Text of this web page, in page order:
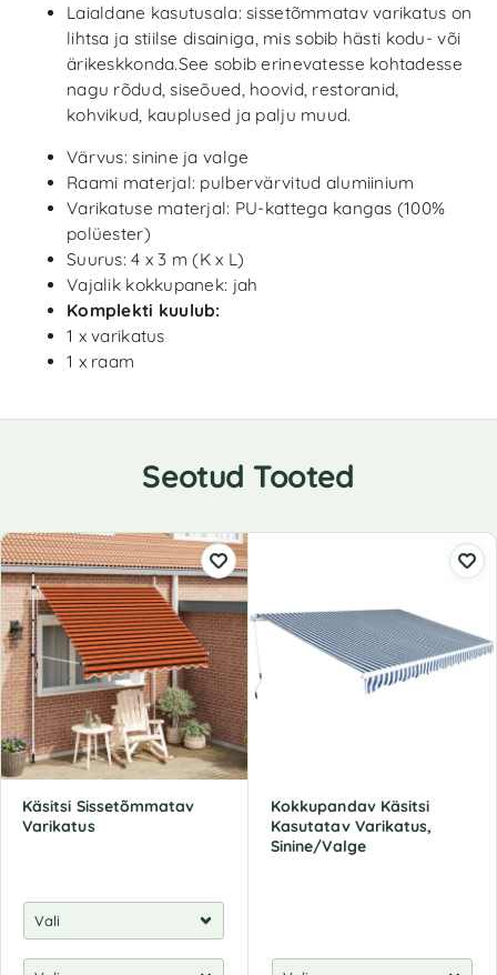
Laialdane kasutusala: sissetõmmatav varikatus on
lihtsa ja stiilse disainiga, mis sobib hästi kodu- või
ärikeskkonda.See sobib erinevatesse kohtadesse
nagu rõdud, siseõued, hoovid, restoranid,
kohvikud, kauplused ja palju muud.
Värvus: sinine ja valge
Raami materjal: pulbervärvitud alumiinium
Varikatuse materjal: PU-kattega kangas (100%
polüester)
Suurus: 4 x 3 m (K x L)
Vajalik kokkupanek: jah
Komplekti kuulub:
1 x varikatus
1 x raam
Seotud Tooted
Käsitsi Sissetõmmatav
Varikatus
Kokkupandav Käsitsi
Kasutatav Varikatus,
Sinine/Valge